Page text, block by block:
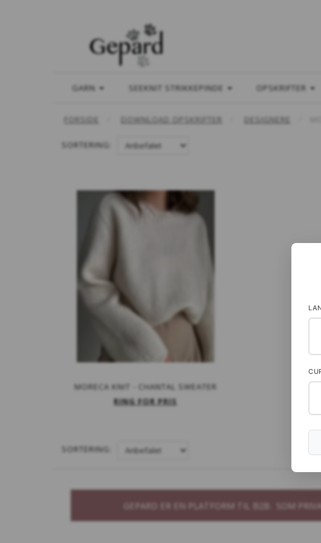
GARN SEEKNIT STRIKKEPINDE OPSKRIFTER
FORSIDE DOWNLOAD OPSKRIFTER DESIGNERE
SORTERING:
MORECA KNIT - CHANTAL SWEATER
RING FOR PRIS
SORTERING:
GEPARD ER EN PLATFORM TIL B2B. SOM